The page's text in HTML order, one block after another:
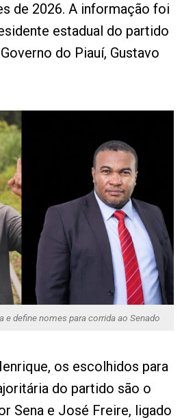
de 2026. A informação foi
estadual do partido
do Piauí, Gustavo
e define nomes para corrida ao Senado
os escolhidos para
do partido são o
Sena e José Freire, ligado